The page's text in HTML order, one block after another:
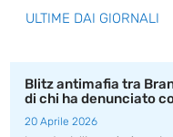
ULTIME DAI GIORNALI
Blitz antimafia tra
di chi ha denunciato
20 Aprile 2026